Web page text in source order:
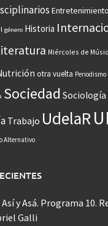
Entretenimiento
género Historia
Miércoles de
otra vuelta Periodismo
Sociedad Sociología
Trabajo UdelaR
Alternativo
Así y Asá. Programa 10.
Galli